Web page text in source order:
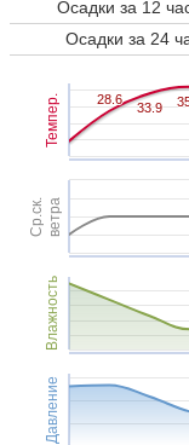
Осадки за 12
Осадки за 24
Темпер.
Ср.ск.ветра
Влажность
Давление
28.6
28.6
33.9
33.9